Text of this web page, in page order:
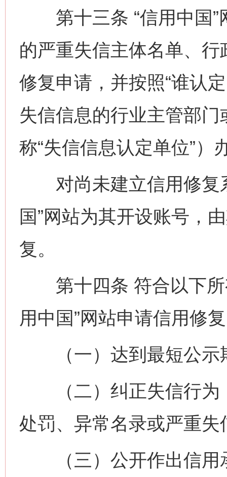
第十三条 “信用中国”
的严重失信主体名单、
修复申请，并按照“谁认
失信信息的行业主管部
称“失信信息认定单位”）
对尚未建立信用修复
国”网站为其开设账号，
复。
第十四条 符合以下所
用中国”网站申请信用修
（一）达到最短公示
（二）纠正失信行为
处罚、异常名录或严重
（三）公开作出信用